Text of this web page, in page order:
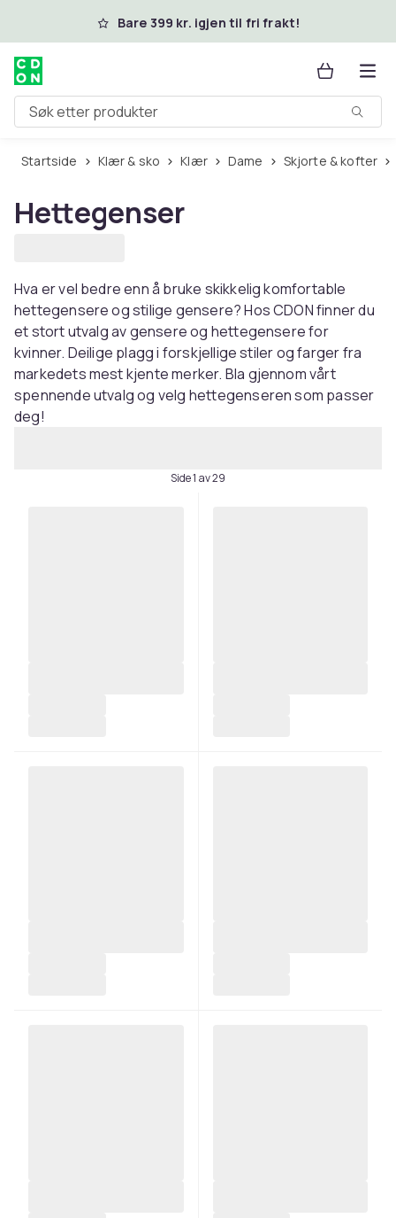
Hopp til hovedinnholdBare 399 kr. igjen til fri frakt!
Søk etter produkter
Startside Klær & sko Klær Dame Skjorte & kofter
Hettegenser
Hva er vel bedre enn å bruke skikkelig komfortable
hettegensere og stilige gensere? Hos CDON finner du
et stort utvalg av gensere og hettegensere for
kvinner. Deilige plagg i forskjellige stiler og farger fra
markedets mest kjente merker. Bla gjennom vårt
spennende utvalg og velg hettegenseren som passer
deg!
Side 1 av 29